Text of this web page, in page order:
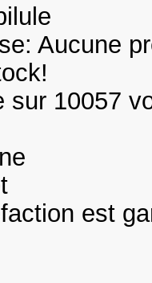
Aucune
10057
est